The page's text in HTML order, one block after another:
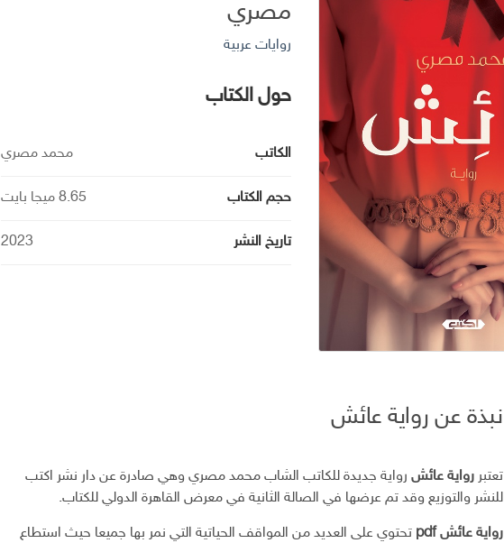
مصري
روايات عربية
حول الكتاب
الكاتب محمد مصري
حجم الكتاب 8.65 ميجا بايت
تاريخ النشر 2023
نبذة عن رواية عائش
تعتبررواية عائش رواية جديدة للكاتب الشاب محمد مصري وهي صادرة عن دار نشر اكتب
للنشر والتوزيع وقد تم عرضها في الصالة الثانية في معرض القاهرة الدولي للكتاب.
رواية عائش pdf
تحتوي على العديد من المواقف الحياتية التي نمر بها جميعا حيث استطاع